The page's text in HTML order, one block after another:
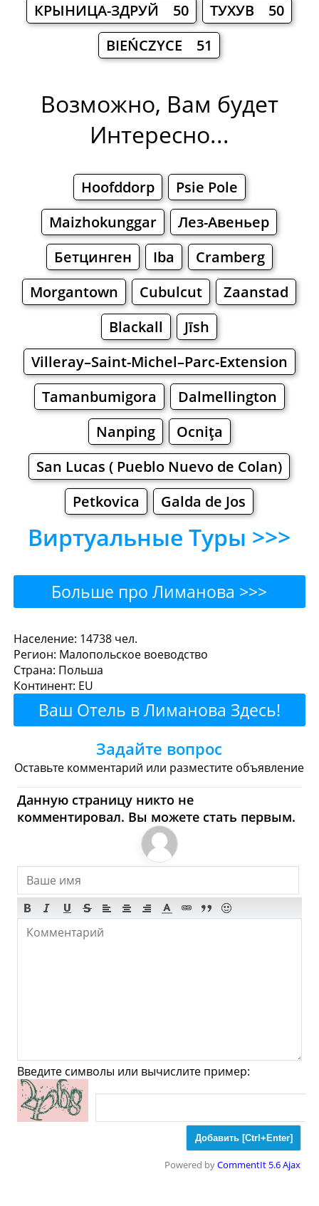
КРЫНИЦА-ЗДРУЙ 50
ТУХУВ 50
BIEŃCZYCE 51
Возможно, Вам будет
Интересно...
Hoofddorp
Psie Pole
Maizhokunggar
Лез-Авеньер
Бетцинген
Iba
Cramberg
Morgantown
Cubulcut
Zaanstad
Blackall
Jīsh
Villeray–Saint-Michel–Parc-Extension
Tamanbumigora
Dalmellington
Nanping
Ocniţa
San Lucas ( Pueblo Nuevo de Colan)
Petkovica
Galda de Jos
Виртуальные Туры >>>
Больше про Лиманова >>>
Лиманова - Где поесть
или перекусить?
Рестораны Кафе Бары
Пиво
Булочные
Супермаркеты
Торговые Центры
Лиманова - Где купить?
Магазины, Шоппинг
Продукты
Булочные
Супермаркеты
Торговые Центры
Мода
сходить?
Музеи
Мечети
Храмы
Население: 14738 чел.
Регион: Малопольское воеводство
Страна: Польша
Континент: EU
Ваш Отель в Лиманова Здесь!
Задайте вопрос
Оставьте комментарий или разместите объявление
Данную страницу никто не
комментировал. Вы можете стать первым.
Введите символы или вычислите пример:
Powered byCommentIt 5.6 Ajax